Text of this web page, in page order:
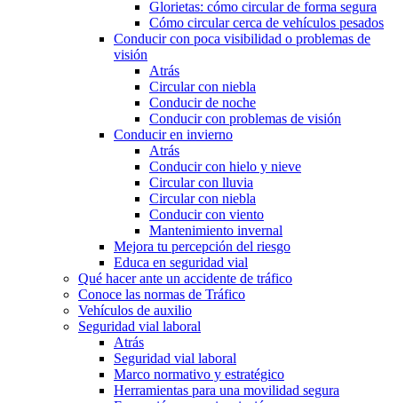
Glorietas: cómo circular de forma segura
Cómo circular cerca de vehículos pesados
Conducir con poca visibilidad o problemas de
visión
Atrás
Circular con niebla
Conducir de noche
Conducir con problemas de visión
Conducir en invierno
Atrás
Conducir con hielo y nieve
Circular con lluvia
Circular con niebla
Conducir con viento
Mantenimiento invernal
Mejora tu percepción del riesgo
Educa en seguridad vial
Qué hacer ante un accidente de tráfico
Conoce las normas de Tráfico
Vehículos de auxilio
Seguridad vial laboral
Atrás
Seguridad vial laboral
Marco normativo y estratégico
Herramientas para una movilidad segura